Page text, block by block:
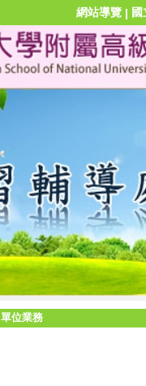
網站導覽|
單位業務